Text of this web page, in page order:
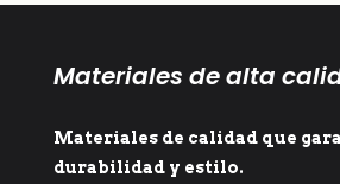
Materiales de alta
Materiales de calidad que
durabilidad y estilo.